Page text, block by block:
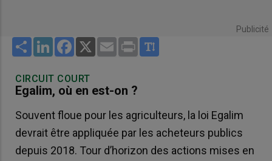
Publicité
Share LinkedInFacebook
X Email Print
CIRCUIT COURT
Egalim, où en est-on ?
Souvent floue pour les agriculteurs, la loi Egalim
devrait être appliquée par les acheteurs publics
depuis 2018. Tour d’horizon des actions mises en